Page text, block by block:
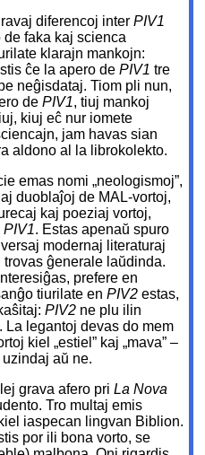
diferencoj interPIV1
de faka kaj scienca
klarajn mankojn:
ĉe la apero dePIV1 tre
neĝisdataj. Tiom pli nun,
dePIV1, tiuj mankoj
kiuj eĉ nur iomete
jam havas sian
aldono al la librokolekto.
emas nomi „neologismoj”,
duoblaĵoj de MAL-vortoj,
kaj poeziaj vortoj,
PIV1. Estas apenaŭ spuro
modernaj literaturaj
ĝenerale laŭdinda.
prefere en
tiurilate enPIV2 estas,
PIV2 ne plu ilin
legantoj devas do mem
kiel „estiel” kaj „mava” –
aŭ ne.
grava afero priLa Nova
Tro multaj emis
iaspecan lingvan Biblion.
por ili bona vorto, se